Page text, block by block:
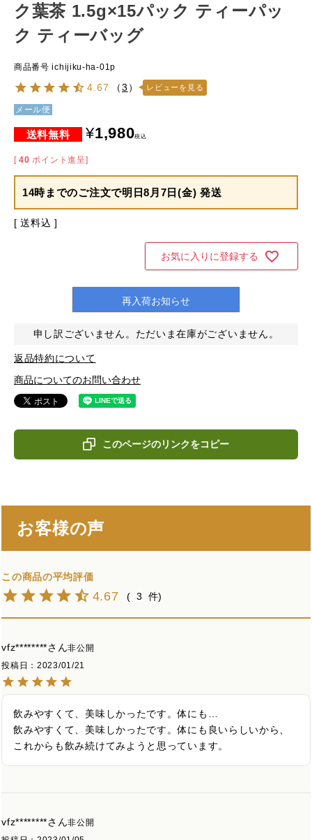
ク葉茶 1.5g×15パック ティーパッ
ク ティーバッグ
商品番号 ichijiku-ha-01p
4.67 （3 ） レビューを見る
メール便
¥1,980税込
[ 40 ポイント進呈]
14時までのご注文で明日8月7日(金) 発送
送料込
お気に入りに登録する
再入荷お知らせ
申し訳ございません。ただいま在庫がございません。
返品特約について
商品についてのお問い合わせ
このページのリンクをコピー
お客様の声
4.67 3
vfz********
非公開
投稿日
2023/01/21
飲みやすくて、美味しかったです。体にも…
飲みやすくて、美味しかったです。体にも良いらしいから、
これからも飲み続けてみようと思っています。
vfz********
非公開